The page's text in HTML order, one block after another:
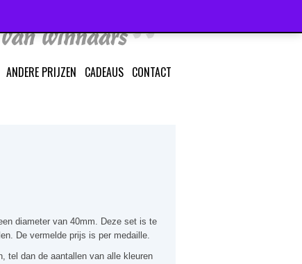
ANDERE PRIJZEN CADEAUS CONTACT
diameter van 40mm. Deze set is te
De vermelde prijs is per medaille.
tel dan de aantallen van alle kleuren